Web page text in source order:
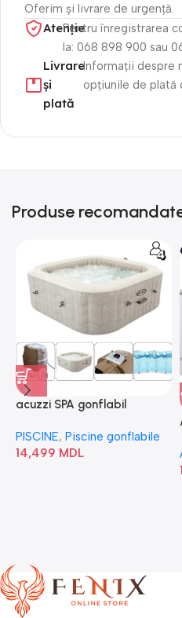
Oferim și livrare de urgență.
Atenție​Pentru înregistrarea
la: 068 898 900 sau
Livrare
și
plată
Informații despre
opțiunile de plată
Produse
acuzzi SPA gonflabil
Bubble” 28446
PISCINE, Piscine gonflabile
14,499 MDL